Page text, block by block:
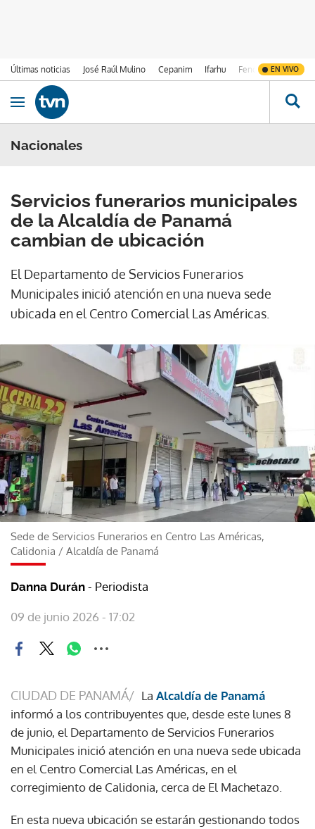
Últimas noticias José Raúl Mulino Cepanim Ifarhu Fenómeno de El
EN VIVO
Ir al contenido
Obrir navegació
Nacionales
Servicios funerarios municipales
de la Alcaldía de Panamá
cambian de ubicación
El Departamento de Servicios Funerarios
Municipales inició atención en una nueva sede
ubicada en el Centro Comercial Las Américas.
Sede de Servicios Funerarios en Centro Las Américas,
Calidonia / Alcaldía de Panamá
Danna Durán - Periodista
09 de junio 2026 - 17:02
CIUDAD DE PANAMÁ/ La Alcaldía de Panamá
informó a los contribuyentes que, desde este lunes 8
de junio, el Departamento de Servicios Funerarios
Municipales inició atención en una nueva sede ubicada
en el Centro Comercial Las Américas, en el
corregimiento de Calidonia, cerca de El Machetazo.
En esta nueva ubicación se estarán gestionando todos